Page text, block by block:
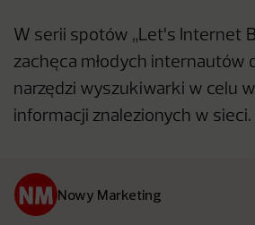
W serii spotów „Let's Internet
zachęca młodych internautów
narzędzi wyszukiwarki w celu
informacji znalezionych w sieci.
Nowy Marketing